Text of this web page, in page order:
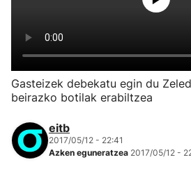
Gasteizek debekatu egin du
beirazko botilak erabiltzea
eitb
2017/05/12 - 22:41
Azken eguneratzea 2017/05/12 -